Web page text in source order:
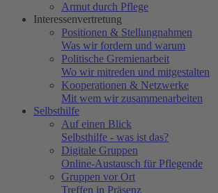
Armut durch Pflege
Interessenvertretung
Positionen & Stellungnahmen
Was wir fordern und warum
Politische Gremienarbeit
Wo wir mitreden und mitgestalten
Kooperationen & Netzwerke
Mit wem wir zusammenarbeiten
Selbsthilfe
Auf einen Blick
Selbsthilfe - was ist das?
Digitale Gruppen
Online-Austausch für Pflegende
Gruppen vor Ort
Treffen in Präsenz